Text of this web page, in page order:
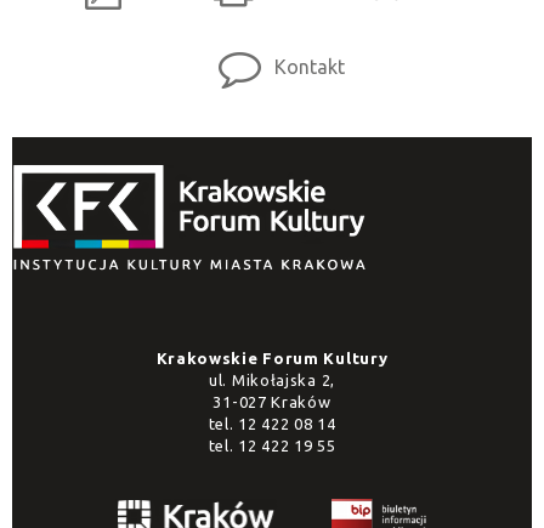
Kontakt
Krakowskie Forum Kultury
ul. Mikołajska 2,
31-027 Kraków
tel. 12 422 08 14
tel. 12 422 19 55